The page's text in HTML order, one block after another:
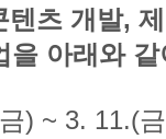
츠 개발,
을 아래와
) ~ 3. 11.(